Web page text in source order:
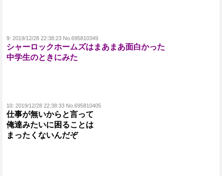
9: 2019/12/28 22:38:23 No.695810349
シャーロックホームズはまあまあ面白かった
中学生のときにみた
10: 2019/12/28 22:38:33 No.695810405
仕事が無いからと言って
俺達みたいに困ることは
まったくないんだぞ